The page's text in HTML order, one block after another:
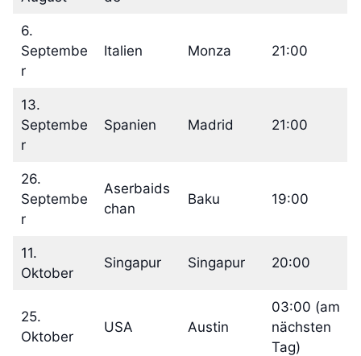
6.
Septembe
r
Italien Monza 21:00
13.
Septembe
r
Spanien Madrid 21:00
26.
Septembe
r
Aserbaids
chan
Baku 19:00
11.
Oktober
Singapur Singapur 20:00
25.
Oktober
USA Austin
03:00 (am
nächsten
Tag)